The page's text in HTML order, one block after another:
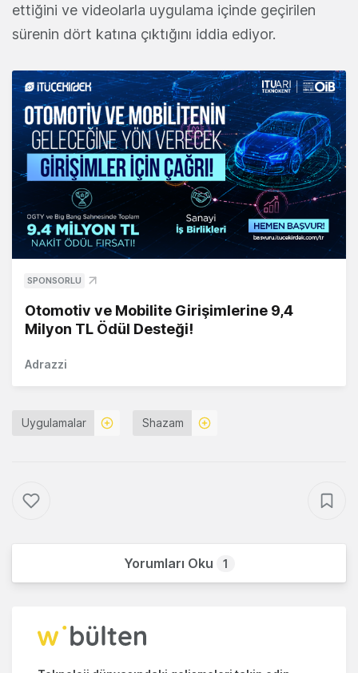
ettiğini ve videolarla uygulama içinde geçirilen
sürenin dört katına çıktığını iddia ediyor.
SPONSORLU
Otomotiv ve Mobilite Girişimlerine 9,4
Milyon TL Ödül Desteği!
Adrazzi
Uygulamalar Shazam
Yorumları Oku 1